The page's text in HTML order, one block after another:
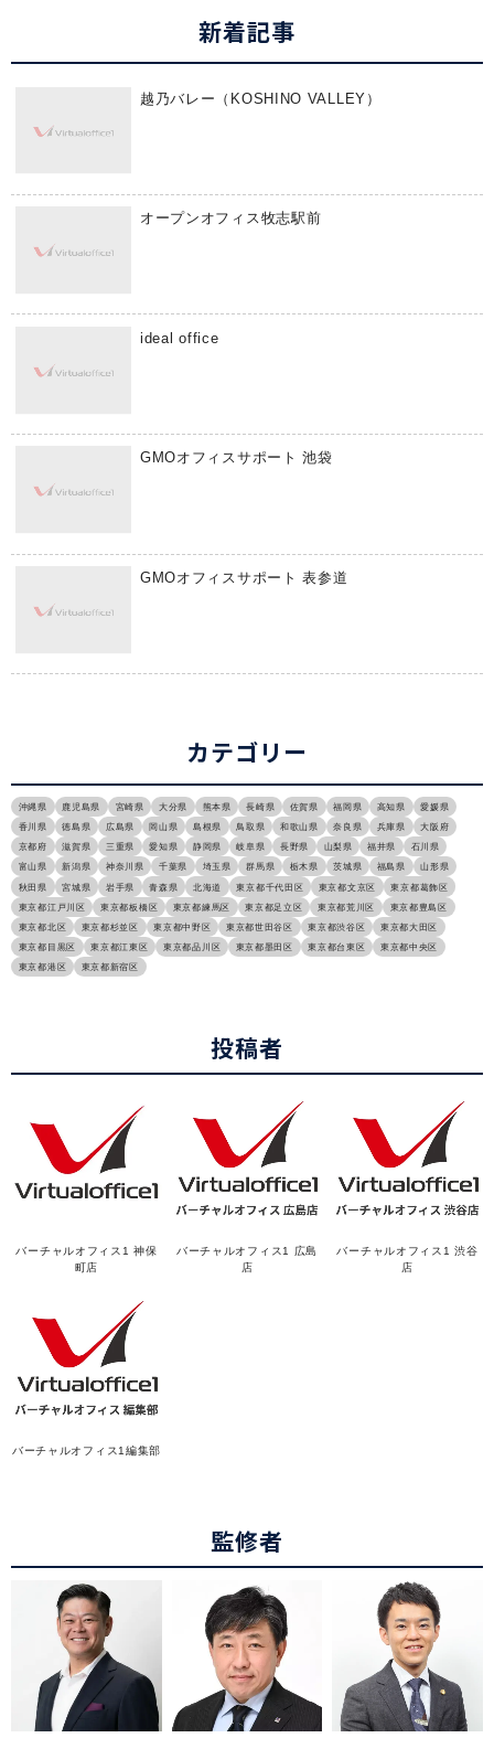
新着記事
越乃バレー（KOSHINO VALLEY）
オープンオフィス牧志駅前
ideal office
GMOオフィスサポート 池袋
GMOオフィスサポート 表参道
カテゴリー
沖縄県 鹿児島県 宮崎県 大分県 熊本県 長崎県 佐賀県 福岡県 高知県
愛媛県
香川県
徳島県 広島県 岡山県 島根県 鳥取県 和歌山県 奈良県 兵庫県
大阪府
京都府
滋賀県 三重県 愛知県 静岡県 岐阜県 長野県 山梨県 福井県
石川県
富山県
新潟県 神奈川県 千葉県 埼玉県 群馬県 栃木県 茨城県 福島県
山形県
秋田県
宮城県 岩手県 青森県 北海道 東京都千代田区 東京都文京区
東京都葛飾区
東京都江戸川区
東京都板橋区 東京都練馬区 東京都足立区 東京都荒川区
東京都豊島区
東京都北区
東京都杉並区 東京都中野区 東京都世田谷区 東京都渋谷区
東京都大田区
東京都目黒区
東京都江東区 東京都品川区 東京都墨田区 東京都台東区
東京都中央区
東京都港区
東京都新宿区
投稿者
バーチャルオフィス1 神保
町店
バーチャルオフィス1 広島
店
バーチャルオフィス1 渋谷
店
バーチャルオフィス1編集部
監修者